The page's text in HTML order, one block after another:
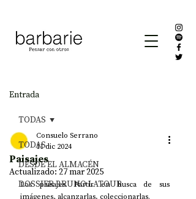
Entrada
TODAS
DESDE EL ALMACÉN
DOSSIER BRUNO LATOUR
TODAS
Paisajes
Consuelo Serrano
11 dic 2024
Actualizado: 27 mar 2025
Los paisajes. Partir en busca de sus
imágenes, alcanzarlas, coleccionarlas.